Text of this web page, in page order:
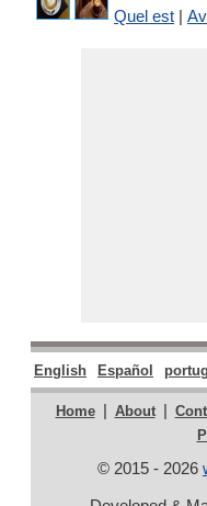
Quel est |
English Español
Home | About |
© 2015 - 2026